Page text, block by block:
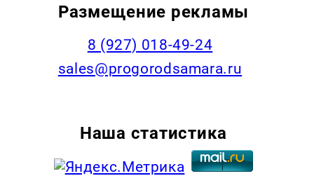
Размещение рекламы
8 (927) 018-49-24
sales@progorodsamara.ru
Наша статистика